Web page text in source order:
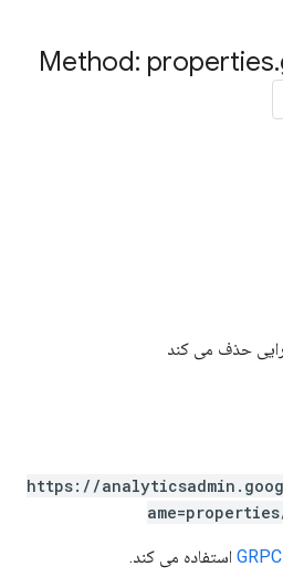
Method: properties.
https://
استفاده می کند.